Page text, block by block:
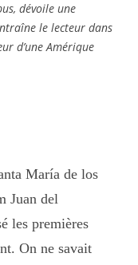
dévoile une
le lecteur dans
d’une Amérique
María de los
Juan del
les premières
On ne savait